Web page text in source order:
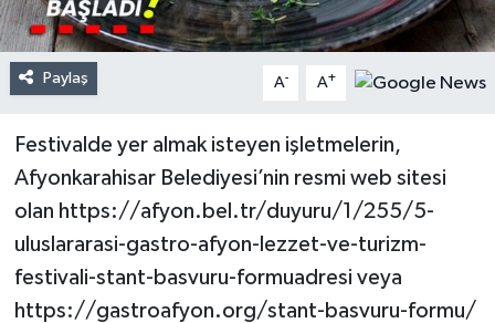
Paylaş A- A+
Festivalde yer almak isteyen işletmelerin,
Afyonkarahisar Belediyesi’nin resmi web sitesi
olan https://afyon.bel.tr/duyuru/1/255/5-
uluslararasi-gastro-afyon-lezzet-ve-turizm-
festivali-stant-basvuru-formuadresi veya
https://gastroafyon.org/stant-basvuru-formu/